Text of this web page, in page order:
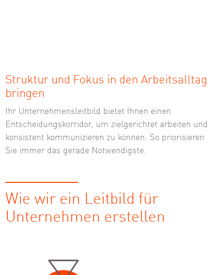
Struktur und Fokus in den Arbeitsalltag
bringen
Ihr Unternehmensleitbild bietet Ihnen einen
Entscheidungskorridor, um zielgerichtet arbeiten und
konsistent kommunizieren zu können. So priorisieren
Sie immer das gerade Notwendigste.
Wie wir ein Leitbild für
Unternehmen erstellen